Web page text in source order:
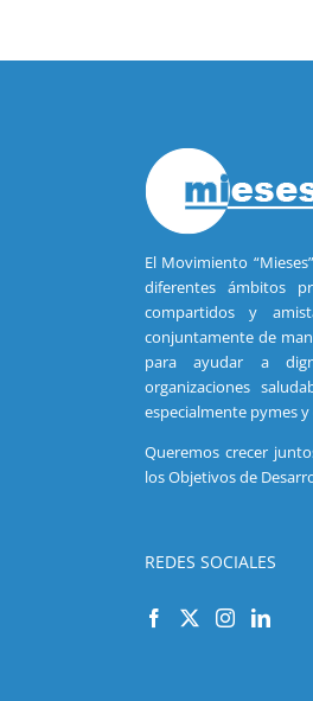
El Movimiento
diferentes ámbitos
compartidos y
conjuntamente de
para ayudar a
organizaciones
especialmente pymes
Queremos crecer
los Objetivos de
REDES SOCIALES